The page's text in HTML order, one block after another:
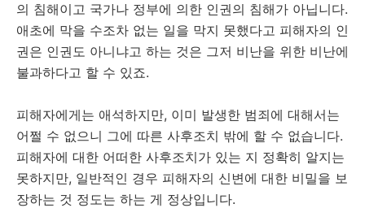
의 침해이고 국가나 정부에 의한 인권의 침해가 아닙니다.
애초에 막을 수조차 없는 일을 막지 못했다고 피해자의 인
권은 인권도 아니냐고 하는 것은 그저 비난을 위한 비난에
불과하다고 할 수 있죠.
피해자에게는 애석하지만, 이미 발생한 범죄에 대해서는
어쩔 수 없으니 그에 따른 사후조치 밖에 할 수 없습니다.
피해자에 대한 어떠한 사후조치가 있는 지 정확히 알지는
못하지만, 일반적인 경우 피해자의 신변에 대한 비밀을 보
장하는 것 정도는 하는 게 정상입니다.